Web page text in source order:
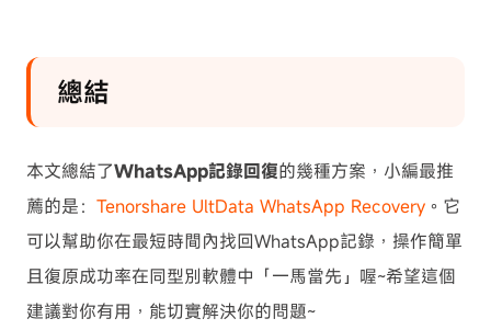
總結
本文總結了WhatsApp記錄回復的幾種方案，小編最推
薦的是： Tenorshare UltData WhatsApp Recovery 。它
可以幫助你在最短時間內找回WhatsApp記錄，操作簡單
且復原成功率在同型別軟體中「一馬當先」喔~希望這個
建議對你有用，能切實解決你的問題~